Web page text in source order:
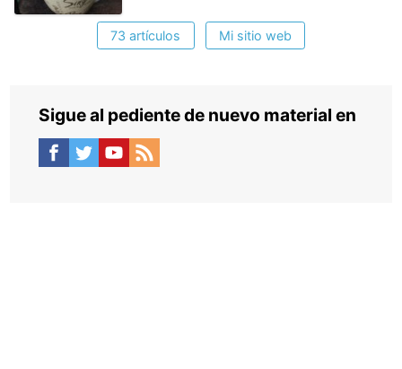
73 artículos Mi sitio web
Sigue al pediente de nuevo material en